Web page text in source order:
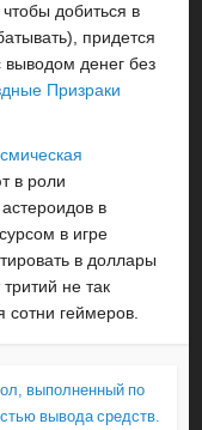
добиться в
придется
выводом денег без
Призраки
в роли
в
в игре
в доллары
не так
сотни геймеров.
выполненный по
вывода средств.